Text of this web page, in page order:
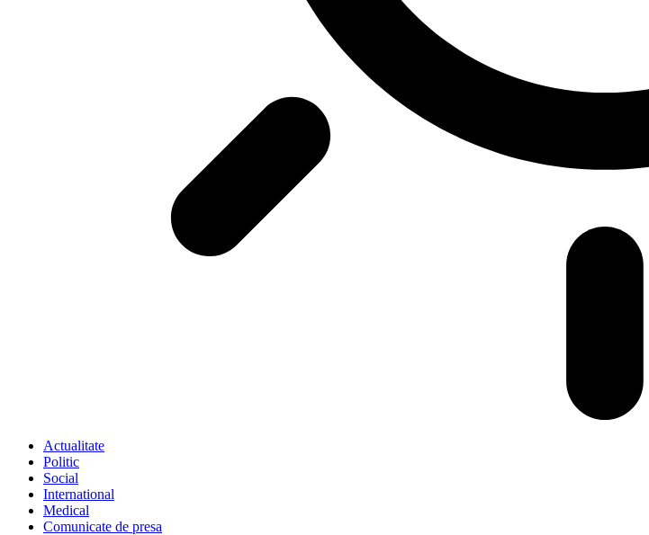
Actualitate
Politic
Social
International
Medical
Comunicate de presa